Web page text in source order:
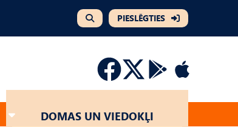
PIESLĒGTIES
DOMAS UN VIEDOKĻI